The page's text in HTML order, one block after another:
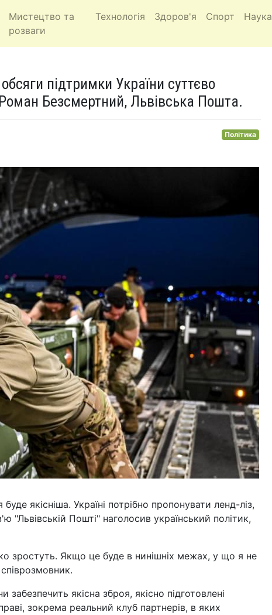
Мистецтво та
розваги
Технологія Здоров'я Спорт Наука
підтримки України суттєво
Безсмертний, Львівська Пошта.
Політика
якісніша. Україні потрібно пропонувати ленд-ліз,
Пошті" наголосив український політик,
зростуть. Якщо це буде в нинішніх межах, у що я не
якісна зброя, якісно підготовлені
зокрема реальний клуб партнерів, в яких